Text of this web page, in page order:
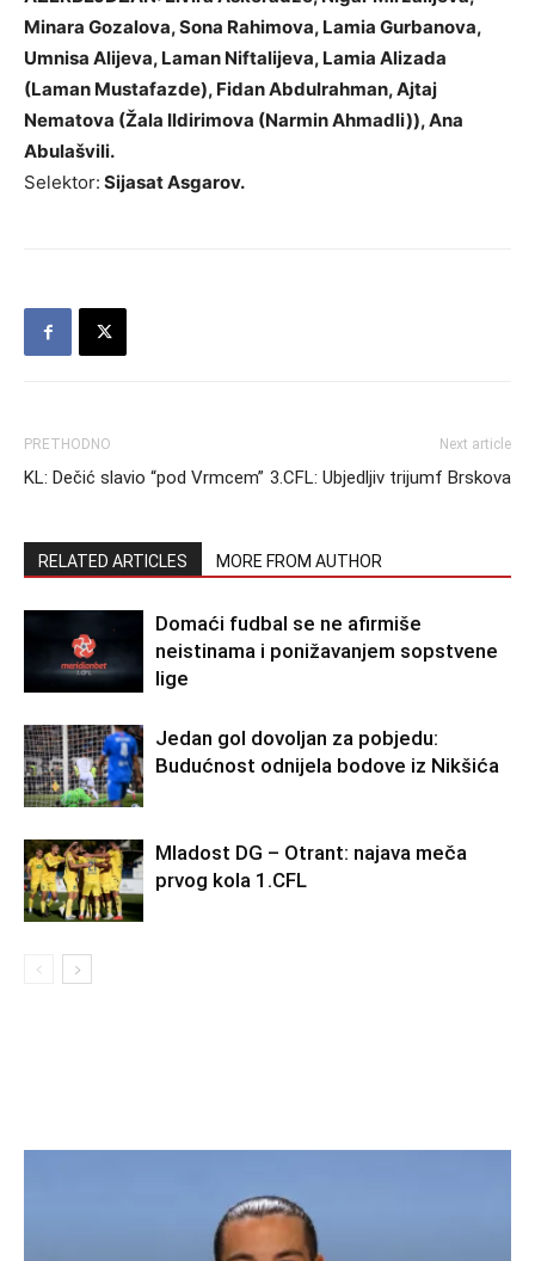
Minara Gozalova, Sona Rahimova, Lamia Gurbanova,
Umnisa Alijeva, Laman Niftalijeva, Lamia Alizada
(Laman Mustafazde), Fidan Abdulrahman, Ajtaj
Nematova (Žala Ildirimova (Narmin Ahmadli)), Ana
Abulašvili.
Selektor: Sijasat Asgarov.
PRETHODNO
KL: Dečić slavio “pod Vrmcem”
Next article
3.CFL: Ubjedljiv trijumf Brskova
RELATED ARTICLES MORE FROM AUTHOR
Domaći fudbal se ne afirmiše
neistinama i ponižavanjem sopstvene
lige
Jedan gol dovoljan za pobjedu:
Budućnost odnijela bodove iz Nikšića
Mladost DG – Otrant: najava meča
prvog kola 1.CFL